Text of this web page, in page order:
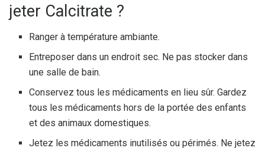
jeter Calcitrate ?
Ranger à température ambiante.
Entreposer dans un endroit sec. Ne pas stocker dans
une salle de bain.
Conservez tous les médicaments en lieu sûr. Gardez
tous les médicaments hors de la portée des enfants
et des animaux domestiques.
Jetez les médicaments inutilisés ou périmés. Ne jetez